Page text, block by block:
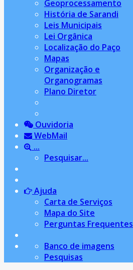
Geoprocessamento
História de Sarandi
Leis Municipais
Lei Orgânica
Localização do Paço
Mapas
Organização e
Organogramas
Plano Diretor
Ouvidoria
WebMail
...
Pesquisar...
Ajuda
Carta de Serviços
Mapa do Site
Perguntas Frequentes
Banco de imagens
Pesquisas